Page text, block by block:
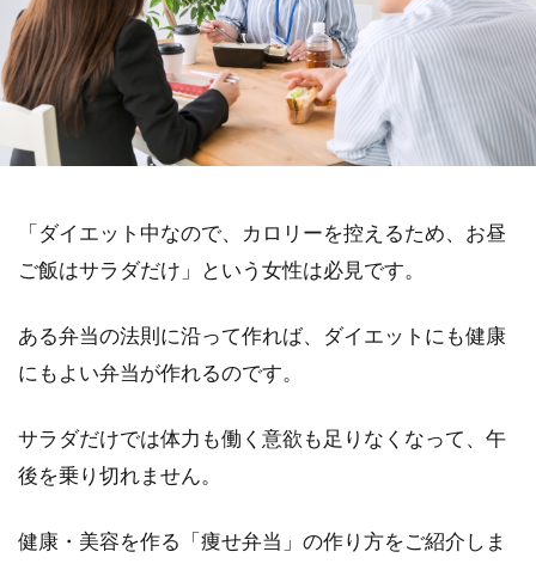
「ダイエット中なので、カロリーを控えるため、お昼
ご飯はサラダだけ」という女性は必見です。
ある弁当の法則に沿って作れば、ダイエットにも健康
にもよい弁当が作れるのです。
サラダだけでは体力も働く意欲も足りなくなって、午
後を乗り切れません。
健康・美容を作る「痩せ弁当」の作り方をご紹介しま